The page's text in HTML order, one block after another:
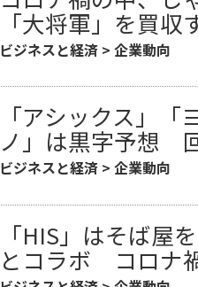
「大将軍」を買収
ビジネスと経済 >企業動向
「アシックス」
ノ」は黒字予想
ビジネスと経済 >企業動向
「HIS」はそば屋
とコラボ コロナ